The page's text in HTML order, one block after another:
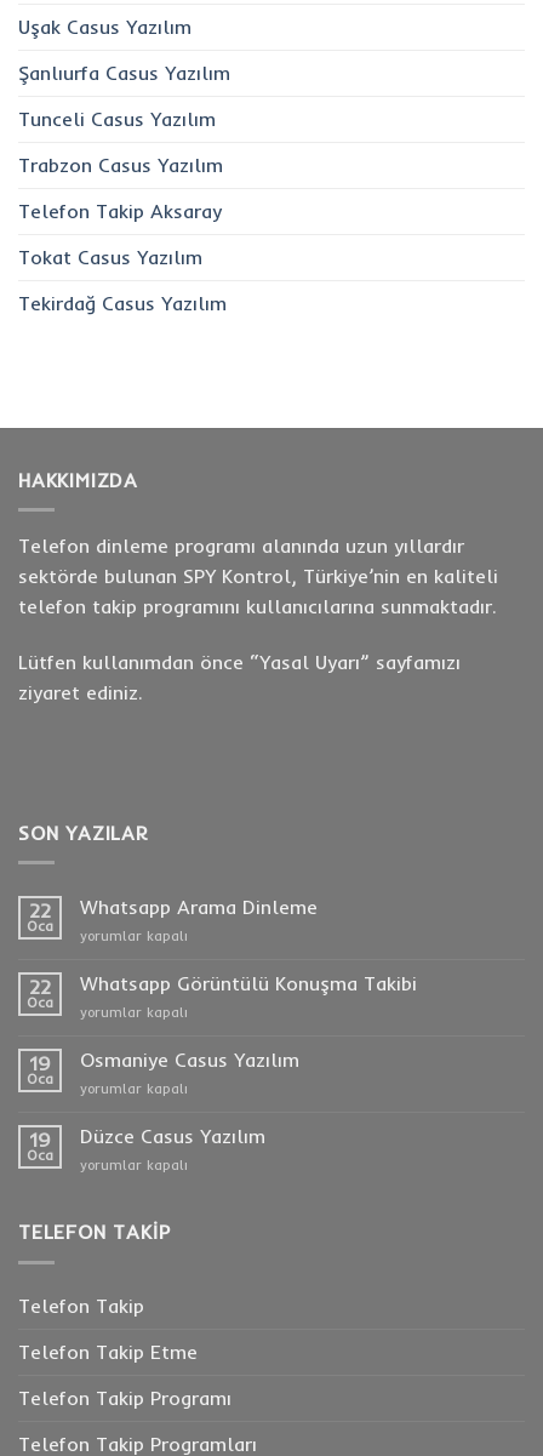
Uşak Casus Yazılım
Şanlıurfa Casus Yazılım
Tunceli Casus Yazılım
Trabzon Casus Yazılım
Telefon Takip Aksaray
Tokat Casus Yazılım
Tekirdağ Casus Yazılım
HAKKIMIZDA
Telefon dinleme programı alanında uzun yıllardır
sektörde bulunan SPY Kontrol, Türkiye’nin en kaliteli
telefon takip programını kullanıcılarına sunmaktadır.
Lütfen kullanımdan önce “Yasal Uyarı” sayfamızı
ziyaret ediniz.
SON YAZILAR
22
Oca
Whatsapp Arama Dinleme
Whatsapp
Dinleme
yorumlar kapalı
22
Oca
Whatsapp Görüntülü Konuşma Takibi
Whatsapp
Konuşma
için
yorumlar kapalı
19
Oca
Osmaniye Casus Yazılım
Osmaniye
Yazılım
yorumlar kapalı
19
Oca
Düzce Casus Yazılım
Düzce
için
yorumlar kapalı
TELEFON TAKIP
Telefon Takip
Telefon Takip Etme
Telefon Takip Programı
Telefon Takip Programları